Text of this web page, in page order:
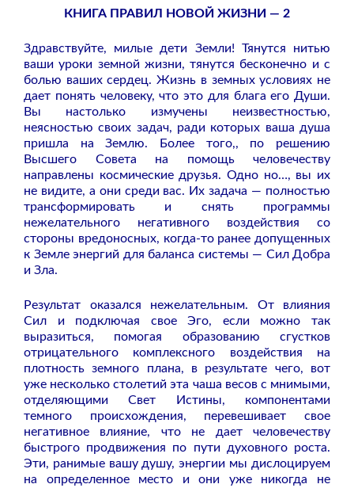
КНИГА ПРАВИЛ НОВОЙ ЖИЗНИ — 2
Здравствуйте, милые дети Земли! Тянутся нитью
ваши уроки земной жизни, тянутся бесконечно и с
болью ваших сердец. Жизнь в земных условиях не
дает понять человеку, что это для блага его Души.
Вы настолько измучены неизвестностью,
неясностью своих задач, ради которых ваша душа
пришла на Землю. Более того,, по решению
Высшего Совета на помощь человечеству
направлены космические друзья. Одно но…, вы их
не видите, а они среди вас. Их задача — полностью
трансформировать и снять программы
нежелательного негативного воздействия со
стороны вредоносных, когда-то ранее допущенных
к Земле энергий для баланса системы — Сил Добра
и Зла.
Результат оказался нежелательным. От влияния
Сил и подключая свое Эго, если можно так
выразиться, помогая образованию сгустков
отрицательного комплексного воздействия на
плотность земного плана, в результате чего, вот
уже несколько столетий эта чаша весов с мнимыми,
отделяющими Свет Истины, компонентами
темного происхождения, перевешивает свое
негативное влияние, что не дает человечеству
быстрого продвижения по пути духовного роста.
Эти, ранимые вашу душу, энергии мы дислоцируем
на определенное место и они уже никогда не